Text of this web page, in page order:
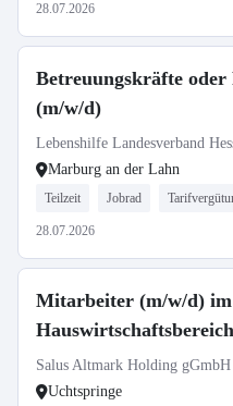
28.07.2026
Betreuungskräfte oder
(m/w/d)
Lebenshilfe Landesverband
Marburg an der Lahn
Teilzeit Jobrad
28.07.2026
Mitarbeiter (m/w/d) im
Hauswirtschaftsbereich
Salus Altmark Holding gGmbH
Uchtspringe